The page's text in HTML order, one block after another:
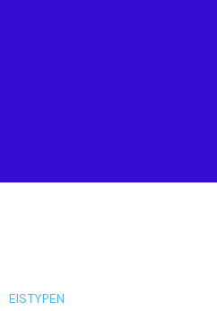
EISTYPEN